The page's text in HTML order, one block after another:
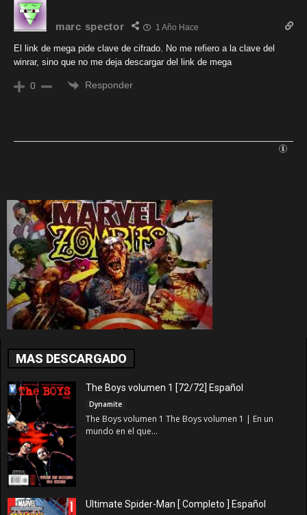
marc spector 1 Año Hace
El link de mega pide clave de cifrado. No me refiero a la clave del
winrar, sino que no me deja descargar del link de mega
0 Responder
MAS DESCARGADO
The Boys volumen 1 [72/72] Español
Dynamite
The Boys volumen 1 The Boys volumen 1 | En un
mundo en el que...
Ultimate Spider-Man [ Completo ] Español